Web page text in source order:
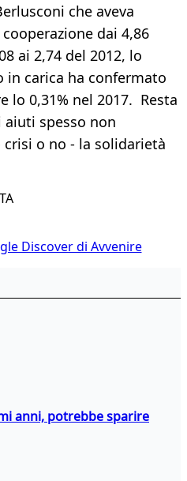
che aveva
dai 4,86
ai 2,74 del 2012, lo
in carica ha confermato
lo 0,31% nel 2017. Resta
aiuti spesso non
o no - la solidarietà
Discover di Avvenire
anni, potrebbe sparire